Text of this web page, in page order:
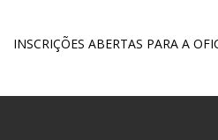
INSCRIÇÕES ABERTAS PARA A